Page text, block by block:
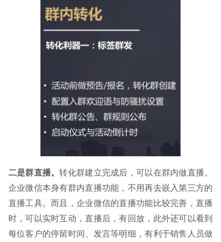
二是群直播。转化群建立完成后，可以在群内做直播。
企业微信本身有群内直播功能，不用再去嵌入第三方的
直播工具。而且，企业微信的直播功能比较完善，直播
时，可以实时互动，直播后，有回放，此外还可以看到
每位客户的停留时间、发言等明细，有利于销售人员做